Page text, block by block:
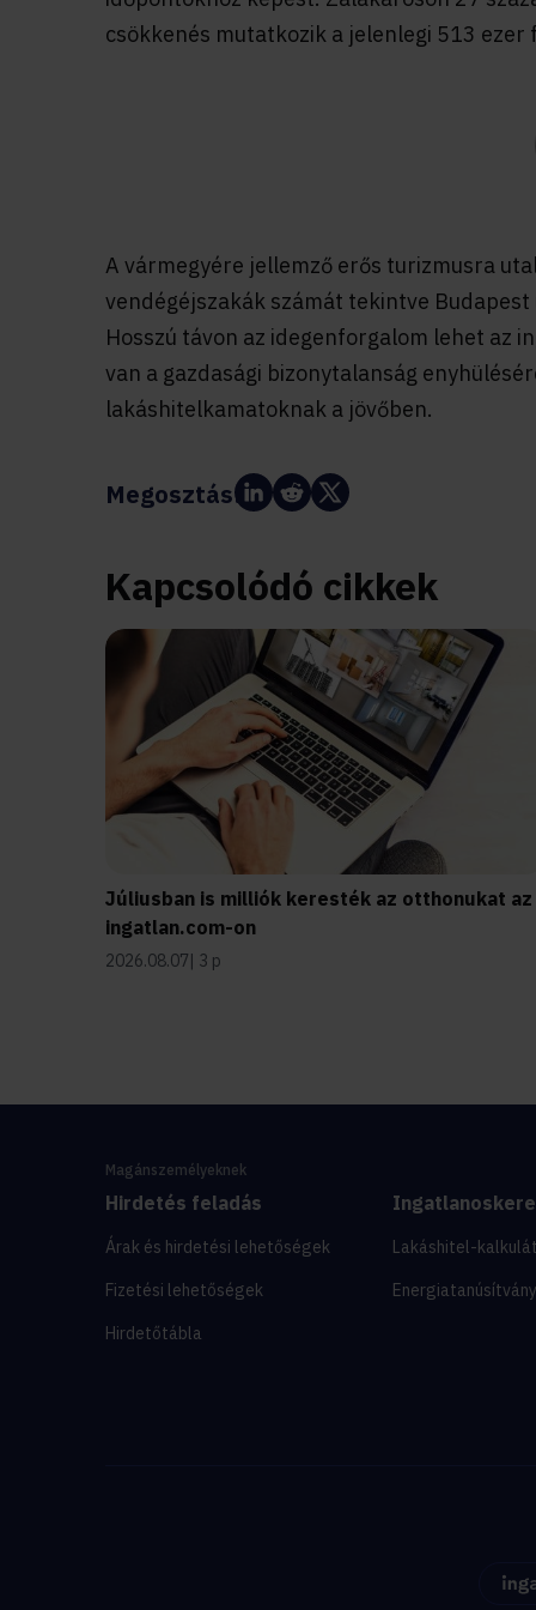
csökkenés mutatkozik a jelenlegi 513
A vármegyére jellemző erős turizmusra
vendégéjszakák számát tekintve
Hosszú távon az idegenforgalom lehet az
van a gazdasági bizonytalanság
lakáshitelkamatoknak a jövőben.
Megosztás:
Kapcsolódó cikkek
Júliusban is milliók keresték az otthonukat az
ingatlan.com-on
2026.08.07 3 p
Magánszemélyeknek
Hirdetés feladás
Árak és hirdetési lehetőségek
Fizetési lehetőségek
Hirdetőtábla
Lakáshitel-
Energiatanúsítvány